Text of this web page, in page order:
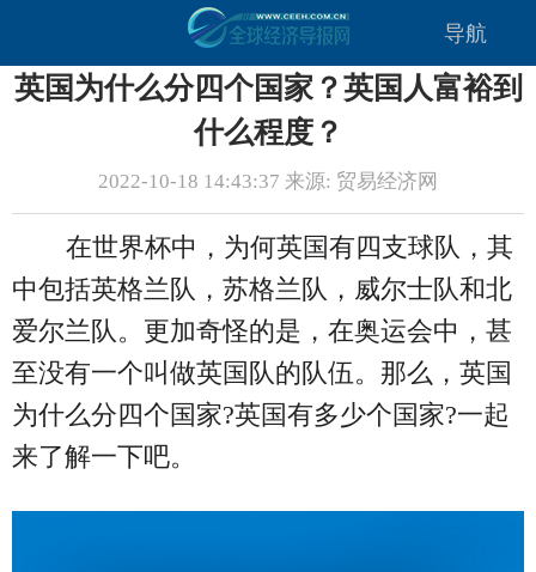
导航
英国为什么分四个国家？英国人富裕到
什么程度？
2022-10-18 14:43:37 来源: 贸易经济网
在世界杯中，为何英国有四支球队，其
中包括英格兰队，苏格兰队，威尔士队和北
爱尔兰队。更加奇怪的是，在奥运会中，甚
至没有一个叫做英国队的队伍。那么，英国
为什么分四个国家?英国有多少个国家?一起
来了解一下吧。